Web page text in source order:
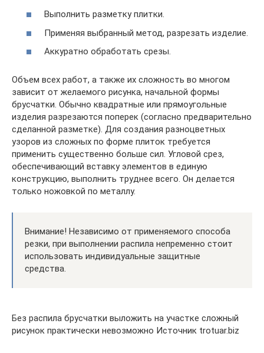
Выполнить разметку плитки.
Применяя выбранный метод, разрезать изделие.
Аккуратно обработать срезы.
Объем всех работ, а также их сложность во многом
зависит от желаемого рисунка, начальной формы
брусчатки. Обычно квадратные или прямоугольные
изделия разрезаются поперек (согласно предварительно
сделанной разметке). Для создания разноцветных
узоров из сложных по форме плиток требуется
применить существенно больше сил. Угловой срез,
обеспечивающий вставку элементов в единую
конструкцию, выполнить труднее всего. Он делается
только ножовкой по металлу.
Внимание! Независимо от применяемого способа
резки, при выполнении распила непременно стоит
использовать индивидуальные защитные
средства.
Без распила брусчатки выложить на участке сложный
рисунок практически невозможно Источник trotuar.biz